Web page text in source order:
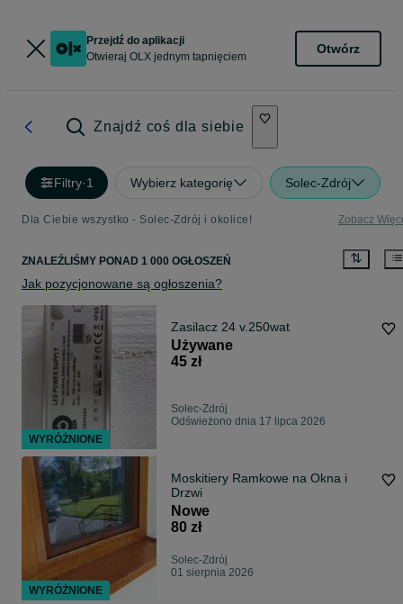
Przejdź do aplikacji
Otwieraj OLX jednym tapnięciem
Otwórz
Znajdź coś dla siebie
Filtry·1 Wybierz kategorię Solec-Zdrój
Dla Ciebie wszystko - Solec-Zdrój i okolice! Zobacz
ZNALEŹLIŚMY PONAD 1 000 OGŁOSZEŃ
Jak pozycjonowane są ogłoszenia?
Zasilacz 24 v.250wat
Używane
45 zł
Solec-Zdrój
Odświeżono dnia 17 lipca 2026
Moskitiery Ramkowe na Okna i
Drzwi
Nowe
80 zł
Solec-Zdrój
01 sierpnia 2026
WYRÓŻNIONE
WYRÓŻNIONE